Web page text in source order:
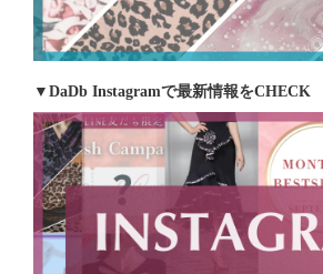
▼DaDb Instagramで最新情報をCHECK